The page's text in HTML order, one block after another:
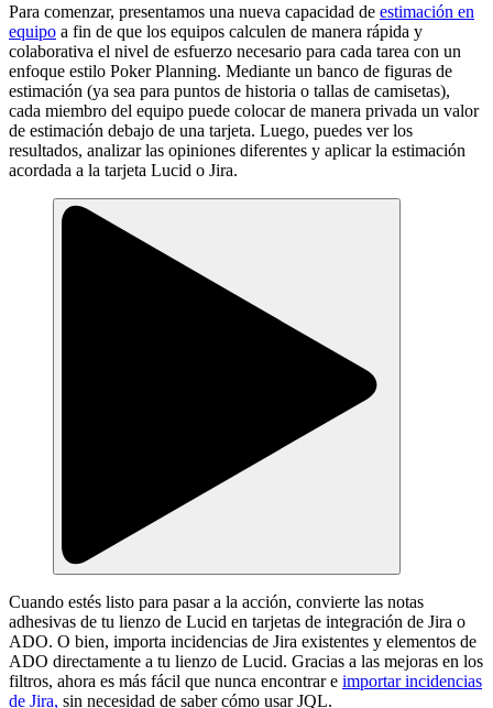
Para comenzar, presentamos una nueva capacidad de estimación en
equipo a fin de que los equipos calculen de manera rápida y
colaborativa el nivel de esfuerzo necesario para cada tarea con un
enfoque estilo Poker Planning. Mediante un banco de figuras de
estimación (ya sea para puntos de historia o tallas de camisetas),
cada miembro del equipo puede colocar de manera privada un valor
de estimación debajo de una tarjeta. Luego, puedes ver los
resultados, analizar las opiniones diferentes y aplicar la estimación
acordada a la tarjeta Lucid o Jira.
Cuando estés listo para pasar a la acción, convierte las notas
adhesivas de tu lienzo de Lucid en tarjetas de integración de Jira o
ADO. O bien, importa incidencias de Jira existentes y elementos de
ADO directamente a tu lienzo de Lucid. Gracias a las mejoras en los
filtros, ahora es más fácil que nunca encontrar e importar incidencias
de Jira, sin necesidad de saber cómo usar JQL.